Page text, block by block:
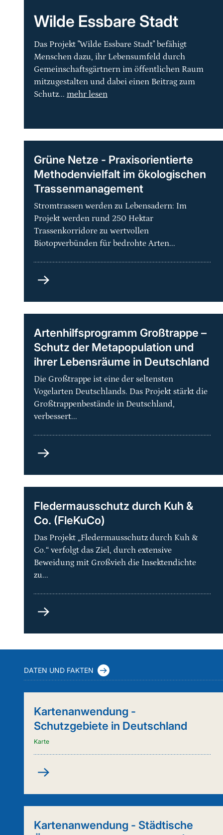
Wilde Essbare Stadt
Das Projekt "Wilde Essbare Stadt" befähigt
Menschen dazu, ihr Lebensumfeld durch
Gemeinschaftsgärtnern im öffentlichen Raum
mitzugestalten und dabei einen Beitrag zum
Schutz... mehr lesen
Grüne Netze - Praxisorientierte
Methodenvielfalt im ökologischen
Trassenmanagement
Stromtrassen werden zu Lebensadern: Im
Projekt werden rund 250 Hektar
Trassenkorridore zu wertvollen
Biotopverbünden für bedrohte Arten...
Grüne
-
Praxisorientierte
im
ökologischen
Trassenmanagement
Artenhilfsprogramm Großtrappe –
Schutz der Metapopulation und
ihrer Lebensräume in Deutschland
Die Großtrappe ist eine der seltensten
Vogelarten Deutschlands. Das Projekt stärkt die
Großtrappenbestände in Deutschland,
verbessert...
Artenhilfsprogramm
–
Schutz
Metapopulation
und
ihrer
Lebensräume
in
Deutschland
Fledermausschutz durch Kuh &
Co. (FleKuCo)
Das Projekt „Fledermausschutz durch Kuh &
Co.“ verfolgt das Ziel, durch extensive
Beweidung mit Großvieh die Insektendichte
zu...
Fledermausschutz
Kuh
(FleKuCo)
DATEN UND FAKTEN
Kartenanwendung -
Schutzgebiete in Deutschland
Karte
Kartenanwendung
Schutzgebiete
in
Kartenanwendung - Städtische